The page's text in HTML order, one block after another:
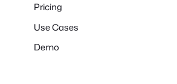
Pricing
Use Cases
Demo